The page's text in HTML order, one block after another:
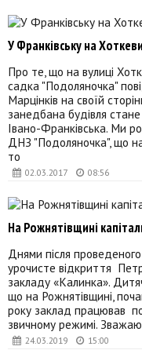
02.03.2017 08:56
У Франківську на
Про те, що на вулиці
садка "Подоляночка"
Марцінків на своїй
занедбана будівля
Івано-Франківська. Ми
ДНЗ "Подоляночка", що на
то
24.03.2019 15:00
На Рожнятівщині
Днями після
урочисте відкриття
закладу «Калинка».
що на Рожнятівщині,
року заклад працював
звичному режимі.